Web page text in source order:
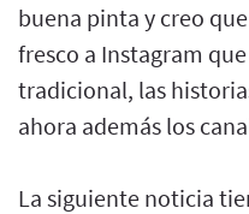
buena pinta y creo
fresco a Instagram
tradicional, las
ahora además los
La siguiente noticia